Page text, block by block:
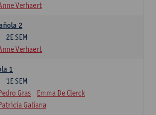
Verhaert
2
2E SEM
Verhaert
1
1E SEM
Gras
Emma De Clerck
Galiana